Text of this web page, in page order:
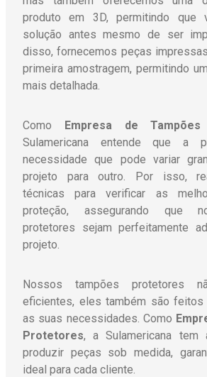
produto em 3D, permitindo que
solução antes mesmo de ser
disso, fornecemos peças
primeira amostragem, permitindo
mais detalhada.
Como Empresa de
Sulamericana entende que a
necessidade que pode variar
projeto para outro. Por isso,
técnicas para verificar as
proteção, assegurando que
protetores sejam perfeitamente
projeto.
Nossos tampões protetores
eficientes, eles também são feitos
as suas necessidades. Como
Protetores, a Sulamericana tem
produzir peças sob medida,
ideal para cada cliente.